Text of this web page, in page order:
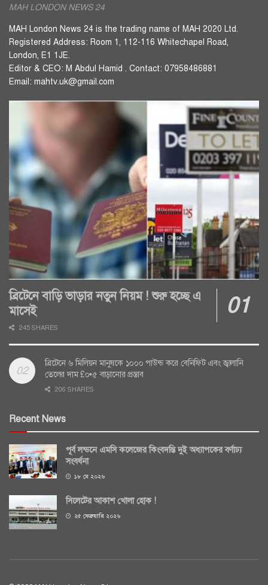
MAH LONDON NEWS 24
MAH London News 24 is the trading name of MAH 2020 Ltd.
Registered Address: Room 1, 112-116 Whitechapel Road,
London, E1 1JE.
Editor & CEO: M Abdul Hamid . Contact: 07958486881
Email: mahtv.uk@gmail.com
ব্রিটেনে বাড়ি ভাড়ার নতুন নিয়ম ! শুরু হচ্ছে এ
মাসেই
245 SHARES
ব্রিটেনে ৬ মিলিয়ন মানুষকে ১০০০ পাউন্ড করে বেনিফিট এবং জ্বালানি
তেলের দাম £০•৫ বাড়ানোর প্রস্তাব
206 SHARES
Recent News
পূর্ব লন্ডনে এমসি কলেজের কিংবদন্তি দুই অধ্যাপকের বর্ণাঢ্য
সংবর্ধনা
১৮ মে ২০২৬
সিলেটের আকাশ খোলা হোক !
২৫ ফেব্রুয়ারি ২০২৬